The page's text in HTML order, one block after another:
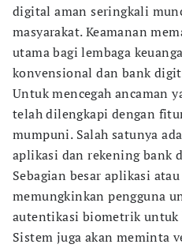
digital aman seringkali
masyarakat. Keamanan
utama bagi lembaga
konvensional dan bank
Untuk mencegah ancaman
telah dilengkapi dengan
mumpuni. Salah satunya
aplikasi dan rekening bank
Sebagian besar aplikasi
memungkinkan pengguna
autentikasi biometrik untuk
Sistem juga akan meminta